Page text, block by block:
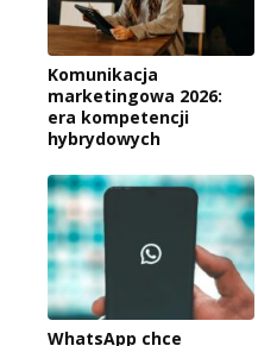
Komunikacja
marketingowa 2026:
era kompetencji
hybrydowych
WhatsApp chce